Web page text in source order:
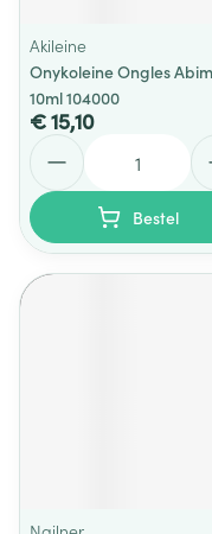
Akileine
Onykoleine Ongles
10ml 104000
€ 15,10
Bestel